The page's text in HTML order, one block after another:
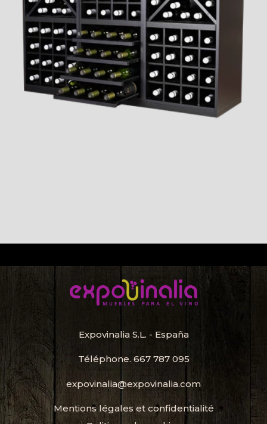
Expovinalia S.L. - España
Téléphone. 667 787 095
expovinalia@expovinalia.com
Mentions légales et confidentialité